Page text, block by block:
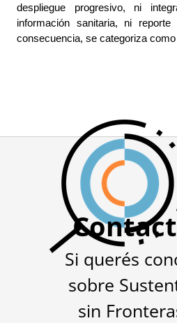
despliegue progresivo, ni
información sanitaria, ni
consecuencia, se categoriza como
Si querés
sobre
sin